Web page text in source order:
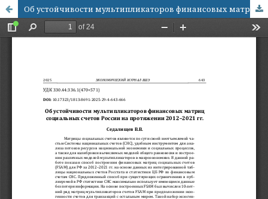
Об устойчивости мультипликаторов финансовых матриц социальных счетов России на протяжении 2012–2021 гг.